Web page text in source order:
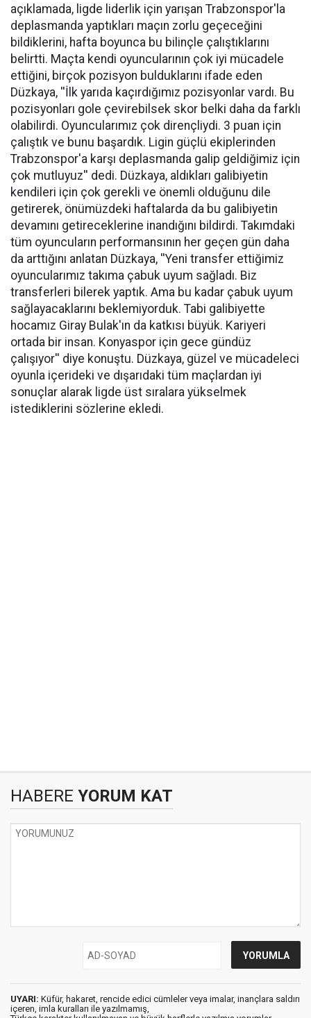
açıklamada, ligde liderlik için yarışan Trabzonspor'la
deplasmanda yaptıkları maçın zorlu geçeceğini
bildiklerini, hafta boyunca bu bilinçle çalıştıklarını
belirtti. Maçta kendi oyuncularının çok iyi mücadele
ettiğini, birçok pozisyon bulduklarını ifade eden
Düzkaya, ''İlk yarıda kaçırdığımız pozisyonlar vardı. Bu
pozisyonları gole çevirebilsek skor belki daha da farklı
olabilirdi. Oyuncularımız çok dirençliydi. 3 puan için
çalıştık ve bunu başardık. Ligin güçlü ekiplerinden
Trabzonspor'a karşı deplasmanda galip geldiğimiz için
çok mutluyuz'' dedi. Düzkaya, aldıkları galibiyetin
kendileri için çok gerekli ve önemli olduğunu dile
getirerek, önümüzdeki haftalarda da bu galibiyetin
devamını getireceklerine inandığını bildirdi. Takımdaki
tüm oyuncuların performansının her geçen gün daha
da arttığını anlatan Düzkaya, ''Yeni transfer ettiğimiz
oyuncularımız takıma çabuk uyum sağladı. Biz
transferleri bilerek yaptık. Ama bu kadar çabuk uyum
sağlayacaklarını beklemiyorduk. Tabi galibiyette
hocamız Giray Bulak'ın da katkısı büyük. Kariyeri
ortada bir insan. Konyaspor için gece gündüz
çalışıyor'' diye konuştu. Düzkaya, güzel ve mücadeleci
oyunla içerideki ve dışarıdaki tüm maçlardan iyi
sonuçlar alarak ligde üst sıralara yükselmek
istediklerini sözlerine ekledi.
HABERE YORUM KAT
UYARI: Küfür, hakaret, rencide edici cümleler veya imalar, inançlara saldırı
içeren, imla kuralları ile yazılmamış,